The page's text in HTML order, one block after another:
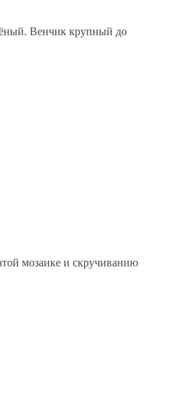
Венчик крупный до
мозаике и скручиванию